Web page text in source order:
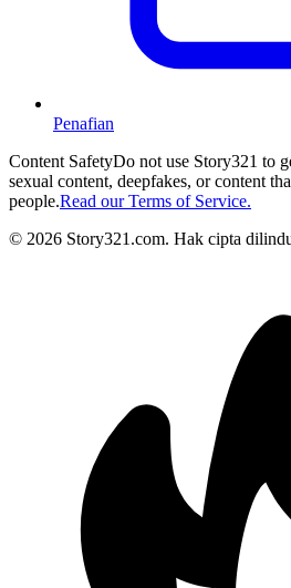
Penafian
Content SafetyDo not use Story321 to
sexual content, deepfakes, or content
people.Read our Terms of Service.
© 2026 Story321.com. Hak cipta